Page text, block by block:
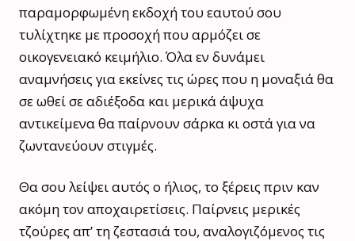
παραμορφωμένη εκδοχή του εαυτού σου
τυλίχτηκε με προσοχή που αρμόζει σε
οικογενειακό κειμήλιο. Όλα εν δυνάμει
αναμνήσεις για εκείνες τις ώρες που η μοναξιά θα
σε ωθεί σε αδιέξοδα και μερικά άψυχα
αντικείμενα θα παίρνουν σάρκα κι οστά για να
ζωντανεύουν στιγμές.
Θα σου λείψει αυτός ο ήλιος, το ξέρεις πριν καν
ακόμη τον αποχαιρετίσεις. Παίρνεις μερικές
τζούρες απ’ τη ζεστασιά του, αναλογιζόμενος τις